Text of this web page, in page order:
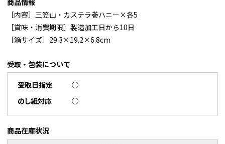
商品情報
［内容］三笠山・カステラ巻ハニー×各5
［賞味・消費期限］製造加工日から10日
［箱サイズ］29.3×19.2×6.8cm
受取・包装について
受取日指定
○
のし紙対応
○
商品在庫状況